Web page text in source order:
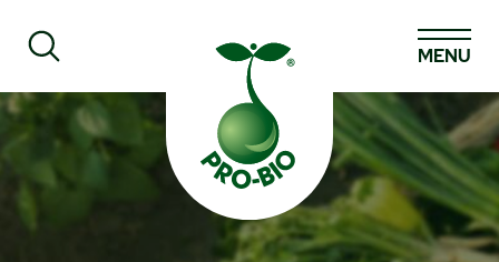
Prohledat PRO-BIO
MENU